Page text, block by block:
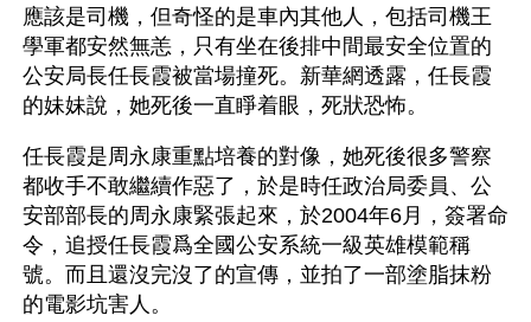
應該是司機，但奇怪的是車內其他人，包括司機王
學軍都安然無恙，只有坐在後排中間最安全位置的
公安局長任長霞被當場撞死。新華網透露，任長霞
的妹妹說，她死後一直睜着眼，死狀恐怖。
任長霞是周永康重點培養的對像，她死後很多警察
都收手不敢繼續作惡了，於是時任政治局委員、公
安部部長的周永康緊張起來，於2004年6月，簽署命
令，追授任長霞爲全國公安系統一級英雄模範稱
號。而且還沒完沒了的宣傳，並拍了一部塗脂抹粉
的電影坑害人。